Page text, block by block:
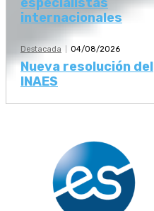
internacionales
Destacada 04/08/2026
Nueva resolución del
INAES